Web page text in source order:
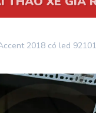
2018 có led